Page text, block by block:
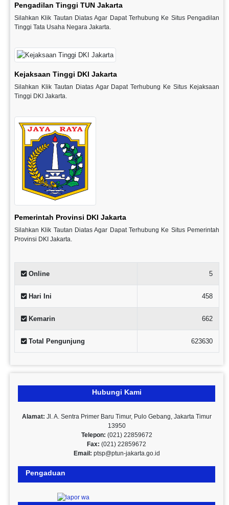
Pengadilan Tinggi TUN Jakarta
Silahkan Klik Tautan Diatas Agar Dapat Terhubung Ke Situs Pengadilan
Tinggi Tata Usaha Negara Jakarta.
Kejaksaan Tinggi DKI Jakarta
Silahkan Klik Tautan Diatas Agar Dapat Terhubung Ke Situs Kejaksaan
Tinggi DKI Jakarta.
Pemerintah Provinsi DKI Jakarta
Silahkan Klik Tautan Diatas Agar Dapat Terhubung Ke Situs Pemerintah
Provinsi DKI Jakarta.
Online 5
Hari Ini 458
Kemarin 662
Total Pengunjung 623630
Hubungi Kami
Alamat: Jl. A. Sentra Primer Baru Timur, Pulo Gebang, Jakarta Timur
13950
Telepon: (021) 22859672
Fax: (021) 22859672
Email: ptsp@ptun-jakarta.go.id
Pengaduan